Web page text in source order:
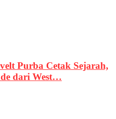
Purba Cetak Sejarah,
dari West…